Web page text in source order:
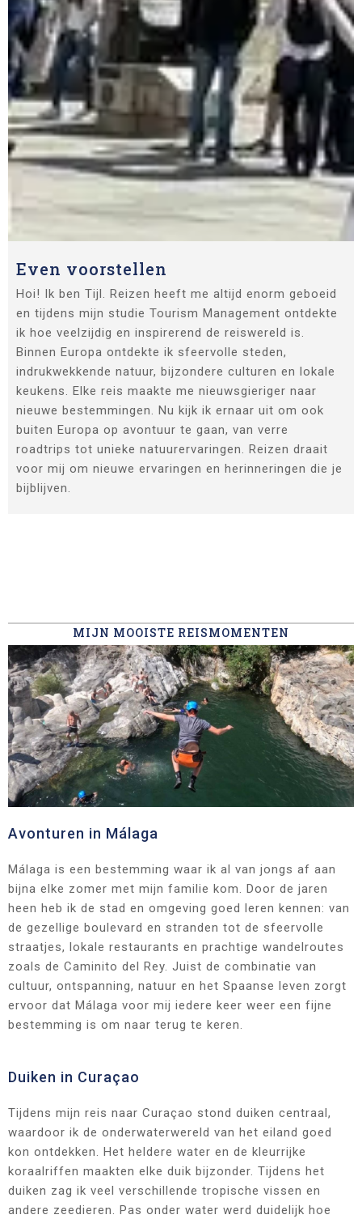
Even voorstellen
Hoi! Ik ben Tijl. Reizen heeft me altijd enorm geboeid
en tijdens mijn studie Tourism Management ontdekte
ik hoe veelzijdig en inspirerend de reiswereld is.
Binnen Europa ontdekte ik sfeervolle steden,
indrukwekkende natuur, bijzondere culturen en lokale
keukens. Elke reis maakte me nieuwsgieriger naar
nieuwe bestemmingen. Nu kijk ik ernaar uit om ook
buiten Europa op avontuur te gaan, van verre
roadtrips tot unieke natuurervaringen. Reizen draait
voor mij om nieuwe ervaringen en herinneringen die je
bijblijven.
MIJN MOOISTE REISMOMENTEN
Avonturen in Málaga
Málaga is een bestemming waar ik al van jongs af aan
bijna elke zomer met mijn familie kom. Door de jaren
heen heb ik de stad en omgeving goed leren kennen: van
de gezellige boulevard en stranden tot de sfeervolle
straatjes, lokale restaurants en prachtige wandelroutes
zoals de Caminito del Rey. Juist de combinatie van
cultuur, ontspanning, natuur en het Spaanse leven zorgt
ervoor dat Málaga voor mij iedere keer weer een fijne
bestemming is om naar terug te keren.
Duiken in Curaçao
Tijdens mijn reis naar Curaçao stond duiken centraal,
waardoor ik de onderwaterwereld van het eiland goed
kon ontdekken. Het heldere water en de kleurrijke
koraalriffen maakten elke duik bijzonder. Tijdens het
duiken zag ik veel verschillende tropische vissen en
andere zeedieren. Pas onder water werd duidelijk hoe